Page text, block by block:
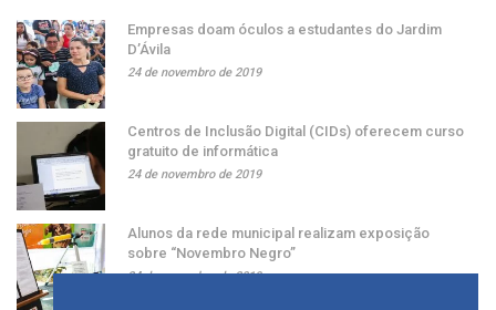
Empresas doam óculos a estudantes do Jardim
D’Ávila
24 de novembro de 2019
Centros de Inclusão Digital (CIDs) oferecem curso
gratuito de informática
24 de novembro de 2019
Alunos da rede municipal realizam exposição
sobre “Novembro Negro”
24 de novembro de 2019